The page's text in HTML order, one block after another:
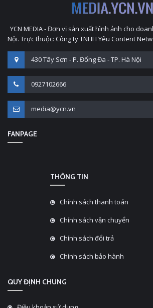
YCN MEDIA - Đơn vị sản xuất hình ảnh cho
Nội. Trực thuộc: Công ty TNHH Yêu Content
430 Tây Sơn - P. Đống Đa - TP. Hà Nội
0927102666
media@ycn.vn
FANPAGE
THÔNG TIN
Chính sách thanh toán
Chính sách vận chuyển
Chính sách đổi trả
Chính sách bảo hành
QUY ĐỊNH CHUNG